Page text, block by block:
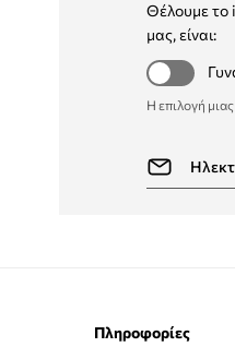
Θέλουμε το
μας, είναι:
Η επιλογή
Πληροφορίες